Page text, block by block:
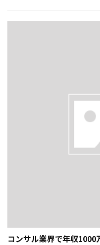
コンサル業界で年収1000